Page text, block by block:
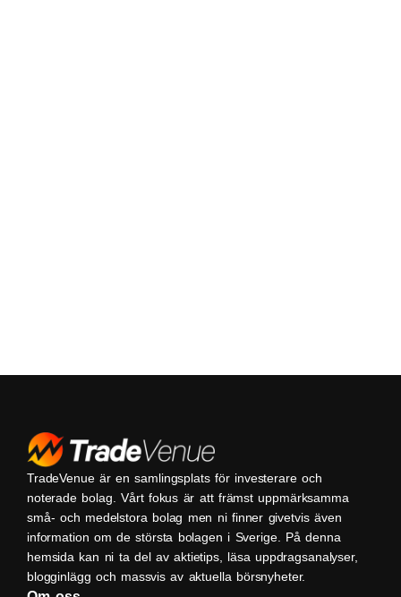
TradeVenue är en samlingsplats för investerare och
noterade bolag. Vårt fokus är att främst uppmärksamma
små- och medelstora bolag men ni finner givetvis även
information om de största bolagen i Sverige. På denna
hemsida kan ni ta del av aktietips, läsa uppdragsanalyser,
blogginlägg och massvis av aktuella börsnyheter.